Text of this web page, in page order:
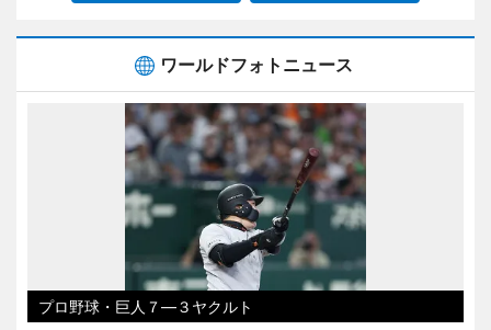
ワールドフォトニュース
プロ野球・巨人７―３ヤクルト